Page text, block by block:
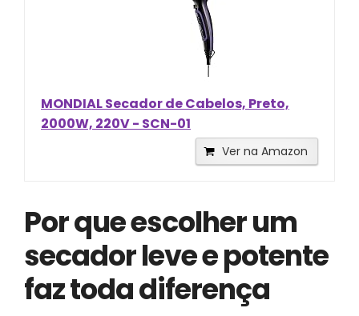
MONDIAL Secador de Cabelos, Preto,
2000W, 220V - SCN-01
Ver na Amazon
Por que escolher um
secador leve e potente
faz toda diferença